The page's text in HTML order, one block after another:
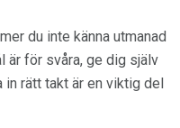
du inte känna utmanad
är för svåra, ge dig själv
in rätt takt är en viktig del